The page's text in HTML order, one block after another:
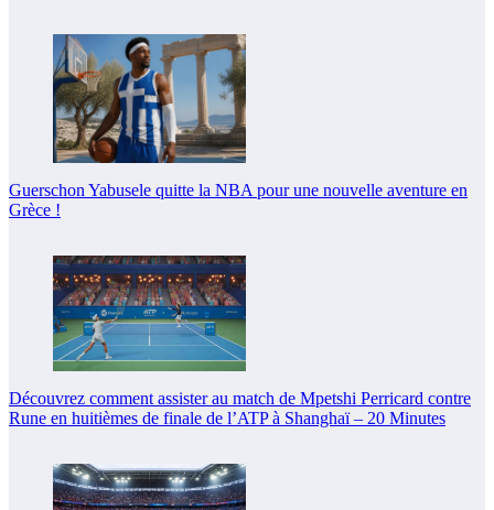
Guerschon Yabusele quitte la NBA pour une nouvelle aventure en
Grèce !
Découvrez comment assister au match de Mpetshi Perricard contre
Rune en huitièmes de finale de l’ATP à Shanghaï – 20 Minutes